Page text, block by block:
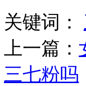
关键词：
上一篇：
三七粉吗